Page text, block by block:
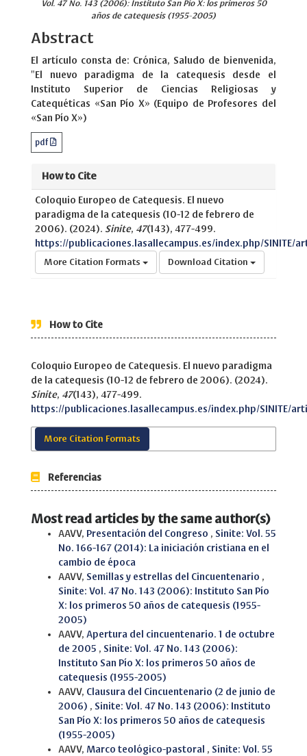
Vol. 47 No. 143 (2006): Instituto San Pío X: los primeros 50
años de catequesis (1955-2005)
Abstract
El artículo consta de: Crónica, Saludo de bienvenida,
"El nuevo paradigma de la catequesis desde el
Instituto Superior de Ciencias Religiosas y
Catequéticas «San Pío X» (Equipo de Profesores del
«San Pío X»)
pdf
How to Cite
Coloquio Europeo de Catequesis. El nuevo
paradigma de la catequesis (10-12 de febrero de
2006). (2024). Sinite, 47(143), 477-499.
https://publicaciones.lasallecampus.es/index.php/SINITE/
More Citation Formats Download Citation
How to Cite
Coloquio Europeo de Catequesis. El nuevo paradigma
de la catequesis (10-12 de febrero de 2006). (2024).
Sinite, 47(143), 477-499.
https://publicaciones.lasallecampus.es/index.php/SINITE/
More Citation Formats
Referencias
Most read articles by the same author(s)
AAVV, Presentación del Congreso , Sinite: Vol. 55
No. 166-167 (2014): La iniciación cristiana en el
cambio de época
AAVV, Semillas y estrellas del Cincuentenario ,
Sinite: Vol. 47 No. 143 (2006): Instituto San Pío
X: los primeros 50 años de catequesis (1955-
2005)
AAVV, Apertura del cincuentenario. 1 de octubre
de 2005 , Sinite: Vol. 47 No. 143 (2006):
Instituto San Pío X: los primeros 50 años de
catequesis (1955-2005)
AAVV, Clausura del Cincuentenario (2 de junio de
2006) , Sinite: Vol. 47 No. 143 (2006): Instituto
San Pío X: los primeros 50 años de catequesis
(1955-2005)
AAVV, Marco teológico-pastoral , Sinite: Vol. 55